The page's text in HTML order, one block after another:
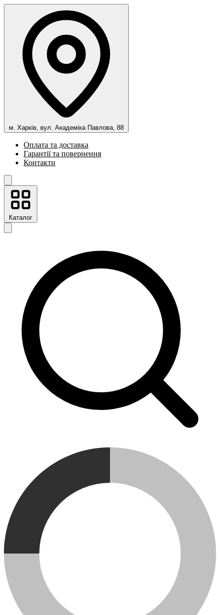
м. Харків, вул. Академіка Павлова, 88
Оплата та доставка
Гарантії та повернення
Контакти
Каталог